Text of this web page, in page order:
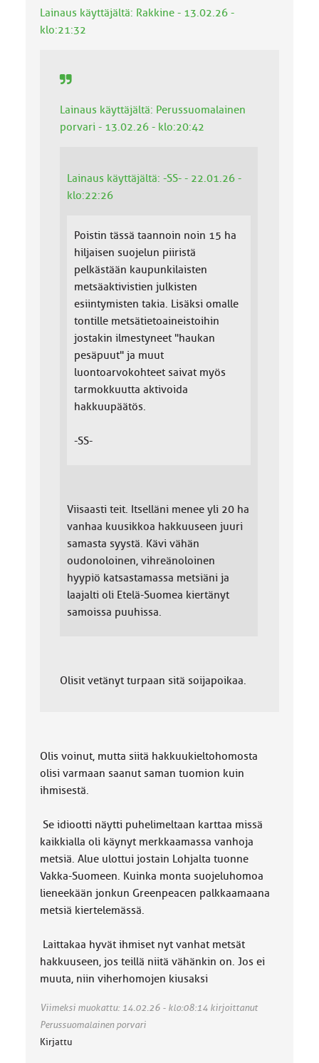
k
a
Lainaus käyttäjältä: Rakkine - 13.02.26 -
klo:21:32
Lainaus käyttäjältä: Perussuomalainen
porvari - 13.02.26 - klo:20:42
Lainaus käyttäjältä: -SS- - 22.01.26 -
klo:22:26
Poistin tässä taannoin noin 15 ha
hiljaisen suojelun piiristä
pelkästään kaupunkilaisten
metsäaktivistien julkisten
esiintymisten takia. Lisäksi omalle
tontille metsätietoaineistoihin
jostakin ilmestyneet "haukan
pesäpuut" ja muut
luontoarvokohteet saivat myös
tarmokkuutta aktivoida
hakkuupäätös.
-SS-
Viisaasti teit. Itselläni menee yli 20 ha
vanhaa kuusikkoa hakkuuseen juuri
samasta syystä. Kävi vähän
oudonoloinen, vihreänoloinen
hyypiö katsastamassa metsiäni ja
laajalti oli Etelä-Suomea kiertänyt
samoissa puuhissa.
Olisit vetänyt turpaan sitä soijapoikaa.
Olis voinut, mutta siitä hakkuukieltohomosta
olisi varmaan saanut saman tuomion kuin
ihmisestä.
Se idiootti näytti puhelimeltaan karttaa missä
kaikkialla oli käynyt merkkaamassa vanhoja
metsiä. Alue ulottui jostain Lohjalta tuonne
Vakka-Suomeen. Kuinka monta suojeluhomoa
lieneekään jonkun Greenpeacen palkkaamaana
metsiä kiertelemässä.
Laittakaa hyvät ihmiset nyt vanhat metsät
hakkuuseen, jos teillä niitä vähänkin on. Jos ei
muuta, niin viherhomojen kiusaksi
Viimeksi muokattu: 14.02.26 - klo:08:14 kirjoittanut
Perussuomalainen porvari
Kirjattu